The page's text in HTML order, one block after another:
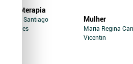
Soroterapia
Jairo Santiago
Novaes
Mulher
Maria Regina
Vicentin